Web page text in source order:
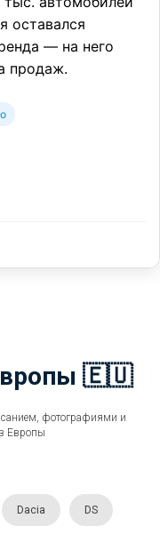
оставался
— на него
продаж.
🇪🇺
фотографиями и
Европы
Dacia DS